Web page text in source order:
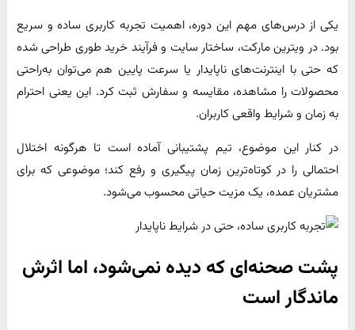
یکی از درس‌های مهم این دوره، اهمیت تجربه کاربری ساده و سریع
بود. در ویترین مارکت، ساختار سایت و فرآیند خرید طوری طراحی شده
که حتی با اینترنت‌های ناپایدار یا سرعت پایین هم می‌توان به‌راحتی
محصولات را مشاهده، مقایسه و سفارش ثبت کرد. این یعنی احترام
به زمان و شرایط واقعی کاربران.
در کنار این موضوع، تیم پشتیبانی آماده است تا هرگونه اختلال
احتمالی را در کوتاه‌ترین زمان پیگیری و رفع کند؛ موضوعی که برای
مشتریان عمده، یک مزیت حیاتی محسوب می‌شود.
پشت صحنه‌ای که دیده نمی‌شود، اما اثرش
ماندگار است